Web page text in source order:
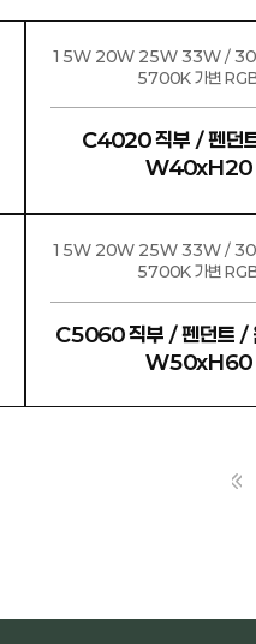
15W 20W 25W 33W /
5700K 가변
C4020 직부 / 펜던
W40xH20
15W 20W 25W 33W /
5700K 가변
C5060 직부 / 펜던트 /
W50xH60